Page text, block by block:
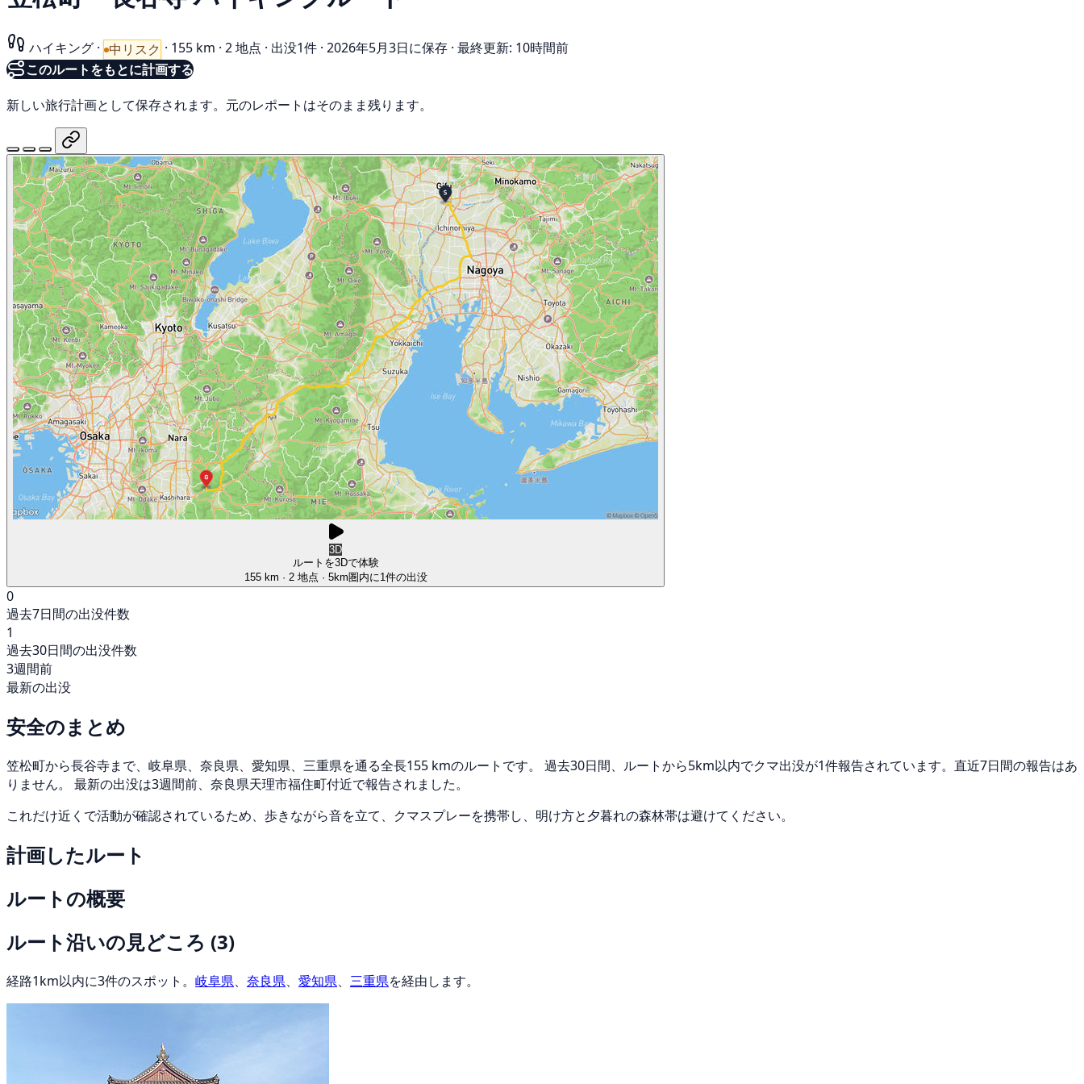
ハイキング · 中リスク · 155 km · 2 地点 · 出没1件 · 2026年5月3日に保存 · 最終更新: 10時間前
このルートをもとに計画する
新しい旅行計画として保存されます。元のレポートはそのまま残ります。
3D
ルートを3Dで体験
155 km · 2 地点 · 5km圏内に1件の出没
0
過去7日間の出没件数
1
過去30日間の出没件数
3週間前
最新の出没
安全のまとめ
笠松町から長谷寺まで、岐阜県、奈良県、愛知県、三重県を通る全長155 kmのルートです。 過去30日間、ルートから5km以内でクマ出没が1件報告されています。直近7日間の報告はあ
りません。 最新の出没は3週間前、奈良県天理市福住町付近で報告されました。
これだけ近くで活動が確認されているため、歩きながら音を立て、クマスプレーを携帯し、明け方と夕暮れの森林帯は避けてください。
計画したルート
ルートの概要
ルート沿いの見どころ (3)
経路1km以内に3件のスポット。 岐阜県、 奈良県、 愛知県、 三重県を経由します。